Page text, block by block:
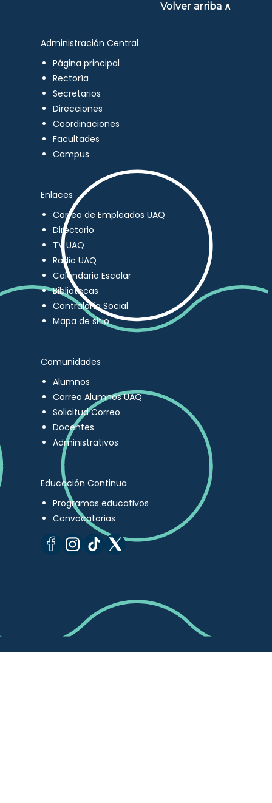
Volver arriba ∧
Administración Central
Página principal
Rectoría
Secretarios
Direcciones
Coordinaciones
Facultades
Campus
Enlaces
Correo de Empleados UAQ
Directorio
TV UAQ
Radio UAQ
Calendario Escolar
Bibliotecas
Contraloría Social
Mapa de sitio
Comunidades
Alumnos
Correo Alumnos UAQ
Solicitud Correo
Docentes
Administrativos
Educación Continua
Programas educativos
Convocatorias